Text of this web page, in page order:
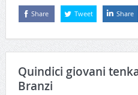
Share Tweet Share
Quindici giovani
Branzi